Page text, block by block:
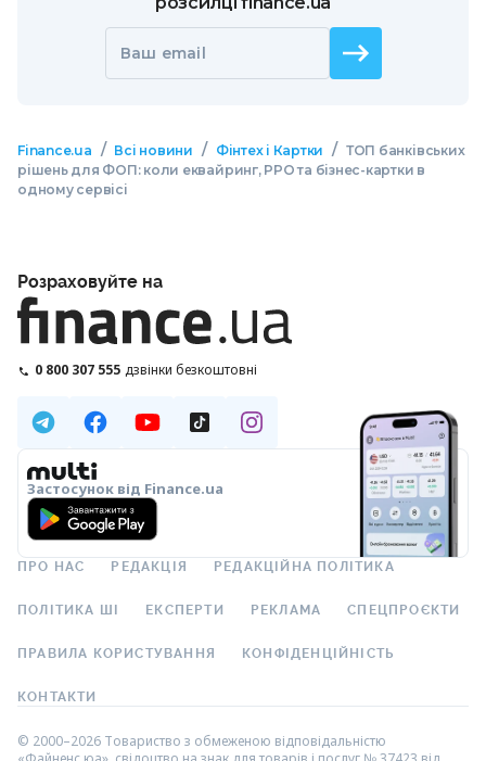
Ваш email
Finance.ua / Всі новини / Фінтех і Картки / ТОП банківських
рішень для ФОП: коли еквайринг, РРО та бізнес-картки в
одному сервісі
Розраховуйте на
0 800 307 555 дзвінки безкоштовні
Застосунок від Finance.ua
ПРО НАС РЕДАКЦІЯ РЕДАКЦІЙНА ПОЛІТИКА
ПОЛІТИКА ШІ ЕКСПЕРТИ РЕКЛАМА СПЕЦПРОЄКТИ
ПРАВИЛА КОРИСТУВАННЯ КОНФІДЕНЦІЙНІСТЬ
КОНТАКТИ
© 2000–2026 Товариство з обмеженою відповідальністю